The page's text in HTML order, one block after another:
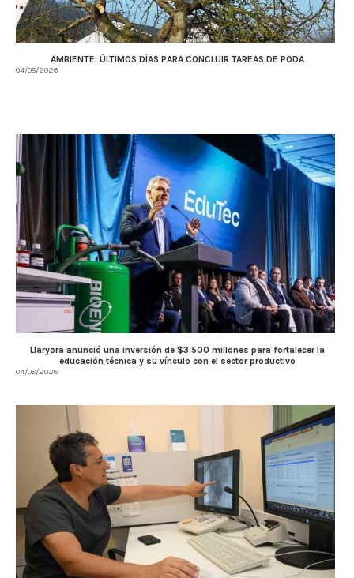
AMBIENTE: ÚLTIMOS DÍAS PARA CONCLUIR TAREAS DE PODA
04/08/2026
Llaryora anunció una inversión de $3.500 millones para fortalecer la
educación técnica y su vínculo con el sector productivo
04/08/2026